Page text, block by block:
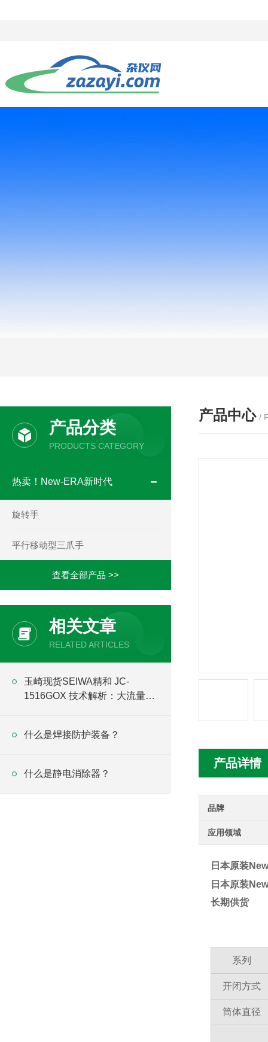
产品中心 /
产品详情
品牌
应用领域
日本原装
日本原装
长期供货
系列
开闭方式
筒体直径
产品分类
PRODUCTS CATEGORY
热卖！New-ERA新时代
旋转手
平行移动型三爪手
查看全部产品 >>
相关文章
RELATED ARTICLES
玉崎现货SEIWA精和 JC-
1516GOX 技术解析：大流量
什么是焊接防护装备？
什么是静电消除器？